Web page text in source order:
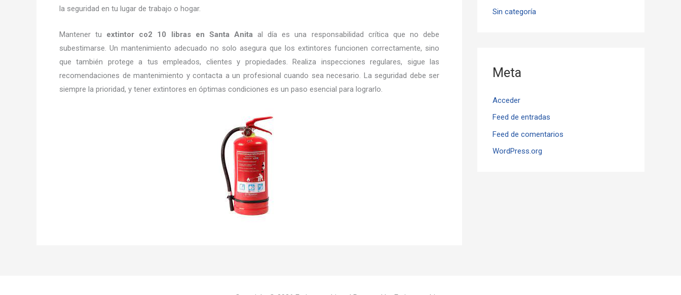
la seguridad en tu lugar de trabajo o hogar.
Mantener tu extintor co2 10 libras en Santa Anitaal día es una responsabilidad crítica que no debe
subestimarse. Un mantenimiento adecuado no solo asegura que los extintores funcionen correctamente, sino
que también protege a tus empleados, clientes y propiedades. Realiza inspecciones regulares, sigue las
recomendaciones de mantenimiento y contacta a un profesional cuando sea necesario. La seguridad debe ser
siempre la prioridad, y tener extintores en óptimas condiciones es un paso esencial para lograrlo.
Sin categoría
Meta
Acceder
Feed de entradas
Feed de comentarios
WordPress.org